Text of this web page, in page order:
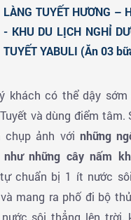
độ dày đạt từ 2-3m,
bởi màu tuyết
phủ đầy trên mái
càng trở nên lung
khách dùng bữa trưa tại
phòng trong ngôi nhà
ở Làng tuyết Hương.
làng tuyết với các
- KHU DU LỊCH NGHỈ
TUYẾT YABULI (Ăn 03
và dùng điểm tâm.
chụp ảnh với
những
như những cây nấm
chuẩn bị 1 ít nước sôi
và mang ra phố đi bộ
nước sôi thẳng lên trời,
nóng bỏng đóng băng
Xem thêm